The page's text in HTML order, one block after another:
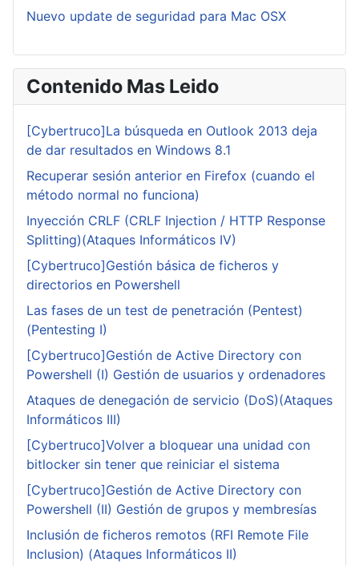
Nuevo update de seguridad para Mac OSX
Contenido Mas Leido
[Cybertruco]La búsqueda en Outlook 2013 deja
de dar resultados en Windows 8.1
Recuperar sesión anterior en Firefox (cuando el
método normal no funciona)
Inyección CRLF (CRLF Injection / HTTP Response
Splitting)(Ataques Informáticos IV)
[Cybertruco]Gestión básica de ficheros y
directorios en Powershell
Las fases de un test de penetración (Pentest)
(Pentesting I)
[Cybertruco]Gestión de Active Directory con
Powershell (I) Gestión de usuarios y ordenadores
Ataques de denegación de servicio (DoS)(Ataques
Informáticos III)
[Cybertruco]Volver a bloquear una unidad con
bitlocker sin tener que reiniciar el sistema
[Cybertruco]Gestión de Active Directory con
Powershell (II) Gestión de grupos y membresías
Inclusión de ficheros remotos (RFI Remote File
Inclusion) (Ataques Informáticos II)